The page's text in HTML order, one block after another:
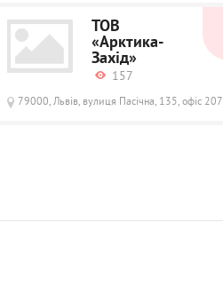
ТОВ
«Арктика-
Захід»
157
79000, Львів, вулиця Пасічна, 135, офіс 207